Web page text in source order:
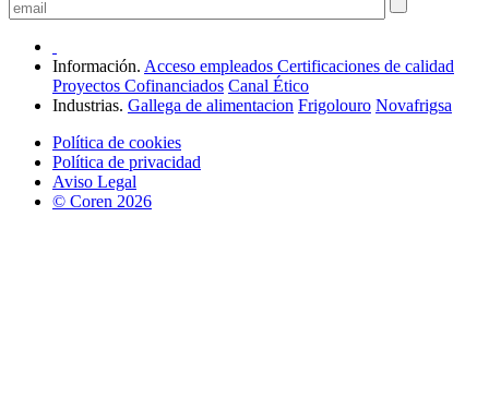
Información. Acceso empleados Certificaciones de calidad
Proyectos Cofinanciados Canal Ético
Industrias. Gallega de alimentacion Frigolouro Novafrigsa
Política de cookies
Política de privacidad
Aviso Legal
© Coren 2026